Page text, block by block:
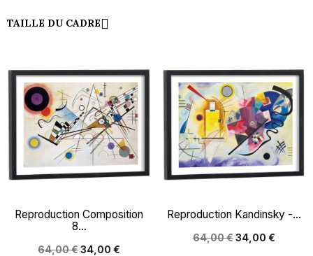
TAILLE DU CADRE
Reproduction Composition
8...
64,00 €34,00 €
Reproduction Kandinsky -...
64,00 €34,00 €